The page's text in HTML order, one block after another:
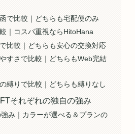
で比較｜どちらも宅配便のみ
｜コスパ重視ならHitoHana
比較｜どちらも安心の交換対応
すさで比較｜どちらもWeb完結
縛りで比較｜どちらも縛りなし
それぞれの独自の強み
み｜カラーが選べる＆プランの